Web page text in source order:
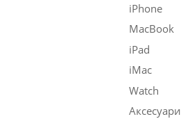
iPhone
MacBook
iPad
iMac
Watch
Аксесуари